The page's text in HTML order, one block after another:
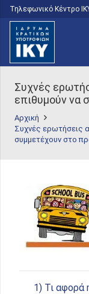
Τηλεφωνικό Κέντρο
Συχνές
επιθυμούν να
Αρχική
Συχνές ερωτήσεις
συμμετέχουν στο
1) Τι αφορά